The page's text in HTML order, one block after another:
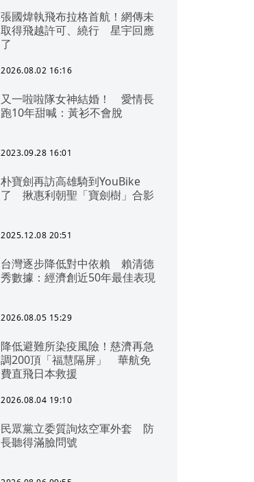
張國煒執飛布拉格首航！網傳未
取得飛越許可、繞行 星宇回應
了
2026.08.02 16:16
又一啦啦隊女神結婚！ 愛情長
跑10年甜喊：黃衫不會脫
2023.09.28 16:01
朴寶劍再訪高雄騎到YouBike
了 揪惠利朝聖「寶劍樹」合影
2025.12.08 20:51
台灣逐步降低對中依賴 賴清德
秀數據：經濟創近50年最佳表現
2026.08.05 15:29
降低避難所染疫風險！慈濟再急
調200頂「福慧隔屏」 華航免
費直飛日本救援
2026.08.04 19:10
民眾黨立委質詢炫空軍外套 防
長聽得滿臉問號